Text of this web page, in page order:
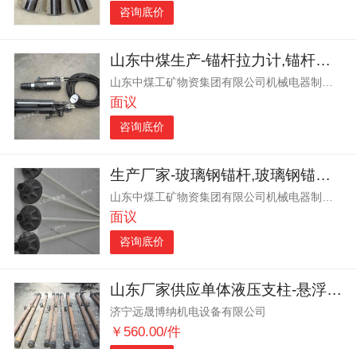
咨询底价
山东中煤生产-锚杆拉力计,锚杆拉力计-参数
面议
咨询底价
生产厂家-玻璃钢锚杆,玻璃钢锚杆-参数
面议
咨询底价
山东厂家供应单体液压支柱-悬浮式-型号齐全
济宁远晟博纳机电设备有限公司
￥560.00/件